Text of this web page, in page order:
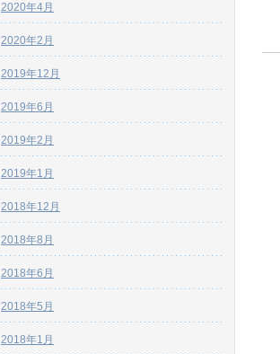
2020年4月
2020年2月
2019年12月
2019年6月
2019年2月
2019年1月
2018年12月
2018年8月
2018年6月
2018年5月
2018年1月